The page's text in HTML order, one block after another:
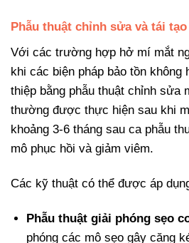
Phẫu thuật chỉnh sửa và tái tạo
Với các trường hợp hở mí mắt
khi các biện pháp bảo tồn không
thiệp bằng phẫu thuật chỉnh sửa
thường được thực hiện sau khi
khoảng 3-6 tháng sau ca phẫu
mô phục hồi và giảm viêm.
Các kỹ thuật có thể được áp
Phẫu thuật giải phóng sẹo
phóng các mô sẹo gây căng